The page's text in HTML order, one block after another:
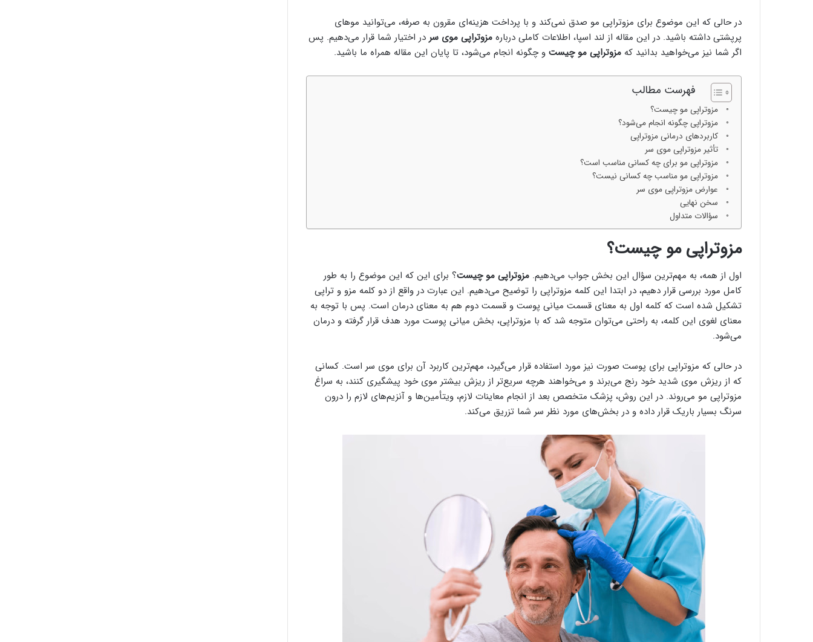
در حالی که این موضوع برای مزوتراپی مو صدق نمی‌کند و با پرداخت هزینه‌ای مقرون به صرفه، می‌توانید مو‌های
پرپشتی داشته باشید. در این مقاله از لند اسپا، اطلاعات کاملی درباره مزوتراپی موی سر در اختیار شما قرار می‌دهیم. پس
اگر شما نیز می‌خواهید بدانید که مزوتراپی مو چیست و چگونه انجام می‌شود، تا پایان این مقاله همراه ما باشید.
فهرست مطالب
مزوتراپی مو چیست؟
مزوتراپی چگونه انجام می‌شود؟
کاربرد‌های درمانی مزوتراپی
تأثیر مزوتراپی موی سر
مزوتراپی مو برای چه کسانی مناسب است؟
مزوتراپی مو مناسب چه کسانی نیست؟
عوارض مزوتراپی موی سر
سخن نهایی
سؤالات متداول
مزوتراپی مو چیست؟
اول از همه، به مهم‌ترین سؤال این بخش جواب می‌دهیم. مزوتراپی مو چیست؟ برای این که این موضوع را به طور
کامل مورد بررسی قرار دهیم، در ابتدا این کلمه مزوتراپی را توضیح می‌دهیم. این عبارت در واقع از دو کلمه مزو و تراپی
تشکیل شده است که کلمه اول به معنای قسمت میانی پوست و قسمت دوم هم به معنای درمان است. پس با توجه به
معنای لغوی این کلمه، به راحتی می‌توان متوجه شد که با مزوتراپی، بخش میانی پوست مورد هدف قرار گرفته و درمان
می‌شود.
در حالی که مزوتراپی برای پوست صورت نیز مورد استفاده قرار می‌گیرد، مهم‌ترین کاربرد آن برای موی سر است. کسانی
که از ریزش موی شدید خود رنج می‌برند و می‌خواهند هرچه سریع‌تر از ریزش بیشتر موی خود پیشگیری کنند، به سراغ
مزوتراپی مو ‌می‌روند. در این روش، پزشک متخصص بعد از انجام معاینات لازم، ویتأمین‌ها و آنزیم‌های لازم را درون
سرنگ بسیار باریک قرار داده و در بخش‌های مورد نظر سر شما تزریق می‌کند.